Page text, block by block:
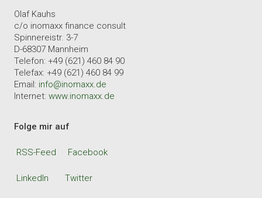
Olaf Kauhs
c/o inomaxx finance consult
Spinnereistr. 3-7
D-68307 Mannheim
Telefon: +49 (621) 460 84 90
Telefax: +49 (621) 460 84 99
Email: info@inomaxx.de
Internet: www.inomaxx.de
Folge mir auf
RSS-Feed Facebook
LinkedIn Twitter